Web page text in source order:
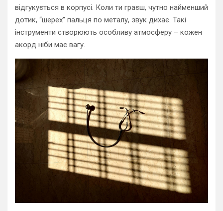
відгукується в корпусі. Коли ти граєш, чутно найменший
дотик, “шерех” пальця по металу, звук дихає. Такі
інструменти створюють особливу атмосферу – кожен
акорд ніби має вагу.